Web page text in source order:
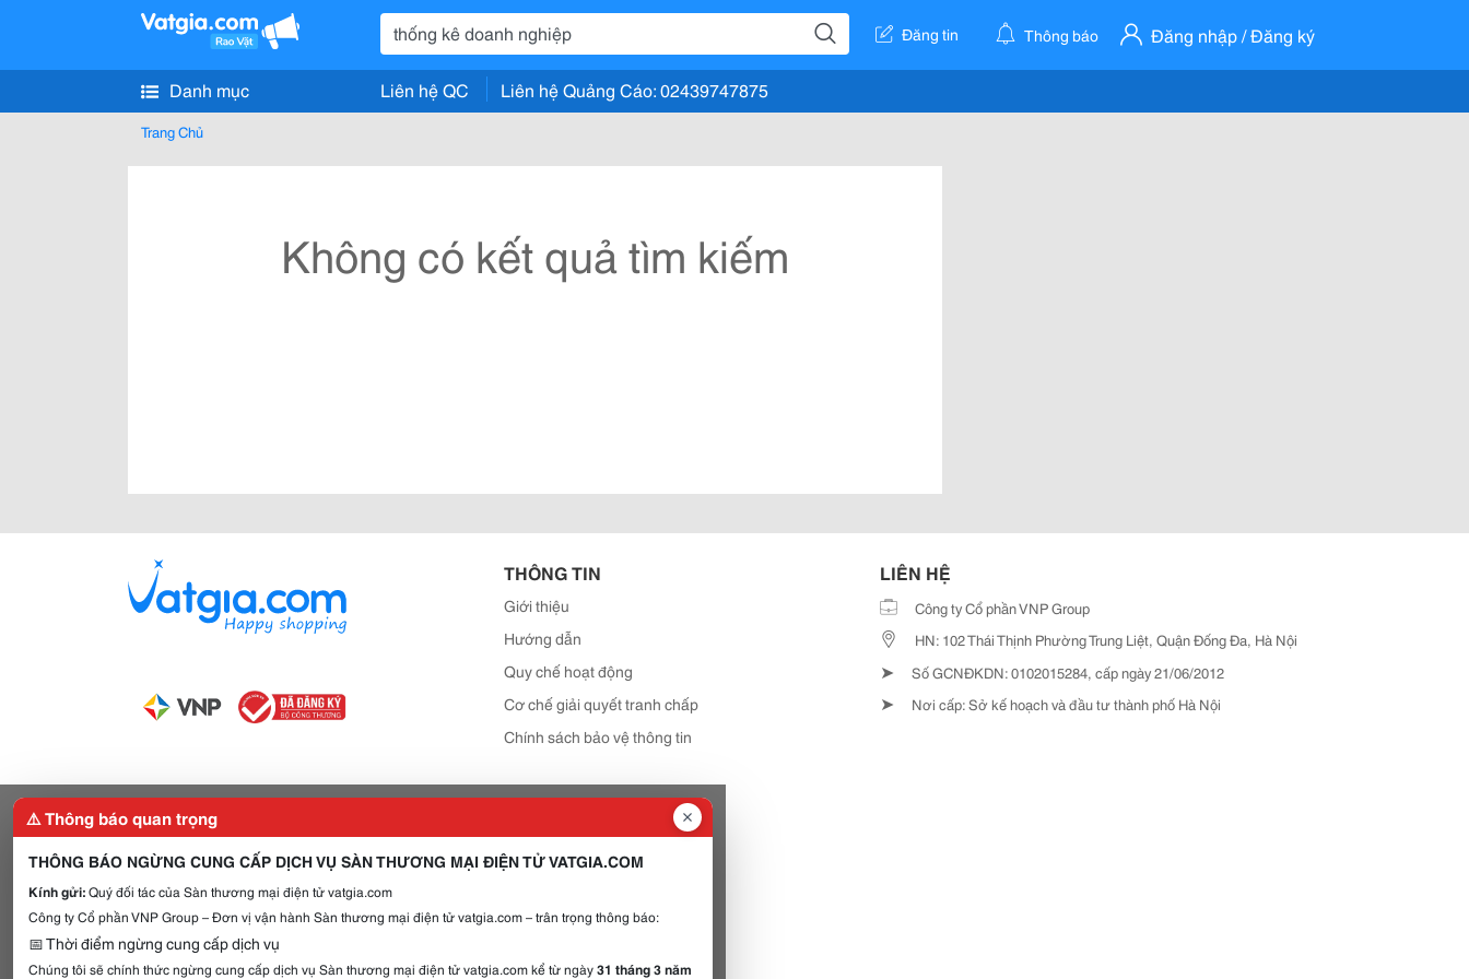
Đăng tin Thông báo Đăng nhập / Đăng ký
Danh mục Liên hệ QC Liên hệ Quảng Cáo: 02439747875
Trang Chủ
Không có kết quả tìm kiếm
THÔNG TIN
Giới thiệu
Hướng dẫn
Quy chế hoạt động
Cơ chế giải quyết tranh chấp
Chính sách bảo vệ thông tin
LIÊN HỆ
Công ty Cổ phần VNP Group
HN: 102 Thái Thịnh Phường Trung Liệt, Quận Đống Đa, Hà Nội
➤ Số GCNĐKDN: 0102015284, cấp ngày 21/06/2012
➤ Nơi cấp: Sở kế hoạch và đầu tư thành phố Hà Nội
⚠️ Thông báo quan trọng
THÔNG BÁO NGỪNG CUNG CẤP DỊCH VỤ SÀN THƯƠNG MẠI ĐIỆN TỬ VATGIA.COM
Kính gửi:Quý đối tác của Sàn thương mại điện tử vatgia.com
Công ty Cổ phần VNP Group – Đơn vị vận hành Sàn thương mại điện tử vatgia.com – trân trọng thông báo:
📅 Thời điểm ngừng cung cấp dịch vụ
Chúng tôi sẽ chính thức ngừng cung cấp dịch vụ Sàn thương mại điện tử vatgia.com kể từ ngày31 tháng 3 năm